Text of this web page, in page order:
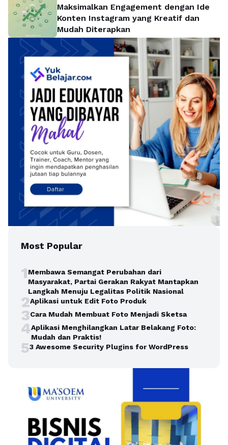
Maksimalkan Engagement dengan Ide
Konten Instagram yang Kreatif dan
Mudah Diterapkan
Most Popular
1Membawa Semangat Perubahan dari
Masyarakat, Partai Gerakan Rakyat Mantapkan
Langkah Menuju Legalitas Politik Nasional
2Aplikasi untuk Edit Foto Produk
3Cara Mudah Membuat Foto Menjadi Sketsa
4Aplikasi Menghilangkan Latar Belakang Foto:
Mudah dan Praktis!
53 Awesome Security Plugins for WordPress